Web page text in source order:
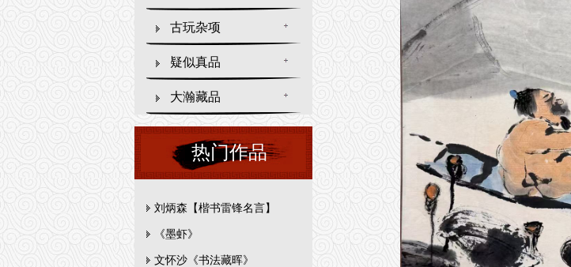
古玩杂项
疑似真品
大瀚藏品
热门作品
刘炳森【楷书雷锋名言】
《墨虾》
文怀沙《书法藏晖》